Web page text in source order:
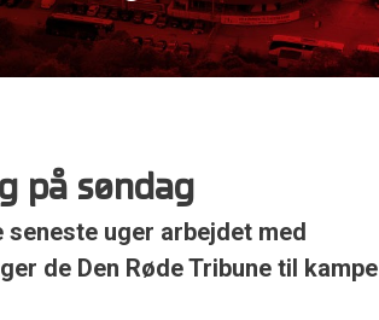
på søndag
seneste uger arbejdet med
de Den Røde Tribune til